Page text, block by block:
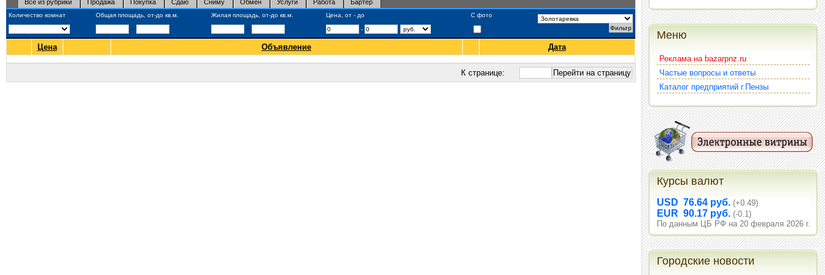
Все из рубрики Продажа Покупка Сдаю Сниму Обмен Услуги Работа Бартер
Количество комнат Общая площадь, от-до кв.м. Жилая площадь, от-до кв.м. Цена, от - до С фото
- - -
Цена Объявление Дата
К странице:
Меню
Реклама на bazarpnz.ru
Частые вопросы и ответы
Каталог предприятий г.Пензы
Курсы валют
USD 76.64 руб. (+0.49)
EUR 90.17 руб. (-0.1)
По данным ЦБ РФ на 20 февраля 2026 г.
Городские новости